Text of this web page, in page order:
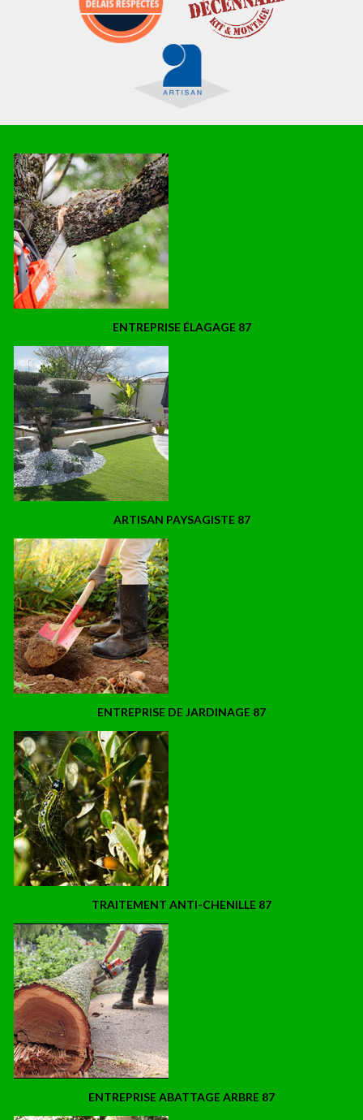
ENTREPRISE ÉLAGAGE 87
ARTISAN PAYSAGISTE 87
ENTREPRISE DE JARDINAGE 87
TRAITEMENT ANTI-CHENILLE 87
ENTREPRISE ABATTAGE ARBRE 87